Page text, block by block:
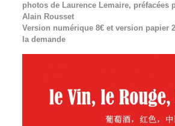
photos de Laurence Lemaire, préfacées
Alain Rousset
Version numérique 8€ et version papier
la demande